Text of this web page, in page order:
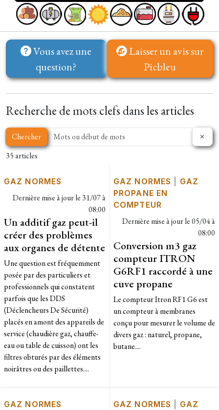
Vous avez une
question?
Laisser un avis sur
Picbleu
Recherche de mots clefs dans les articles
Chercher
35 articles
GAZ NORMES
Dernière mise à jour le 31/07 à
08:00
Un additif gaz peut-il
créer des problèmes
aux organes de détente
Une question est fréquemment
posée par des particuliers et
professionnels qui constatent
parfois que les DDS
(Déclencheurs De Sécurité)
placés en amont des appareils de
service (chaudière gaz, chauffe-
eau ou table de cuisson) ont les
filtres obturés par des éléments
noirâtres ou des paillettes....
GAZ NORMES
GAZ
PROPANE EN
COMPTEUR
Dernière mise à jour le05/04 à
08:00
Conversion m3 gaz
compteur ITRON
G6RF1 raccordé à une
cuve propane
Le compteur Itron RF1 G6 est
un compteur à membranes
conçu pour mesurer le volume de
divers gaz : naturel, propane,
butane....
GAZ NORMES GAZ NORMES
GAZ